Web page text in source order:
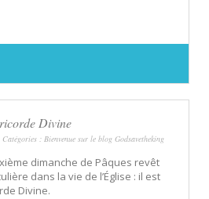
Divine
: Bienvenue sur le blog Godsavetheking
dimanche de Pâques revêt
dans la vie de l’Église : il est
Divine.